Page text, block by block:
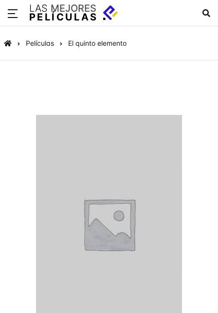
LAS MEJORES
PELÍCULAS
Películas El quinto elemento